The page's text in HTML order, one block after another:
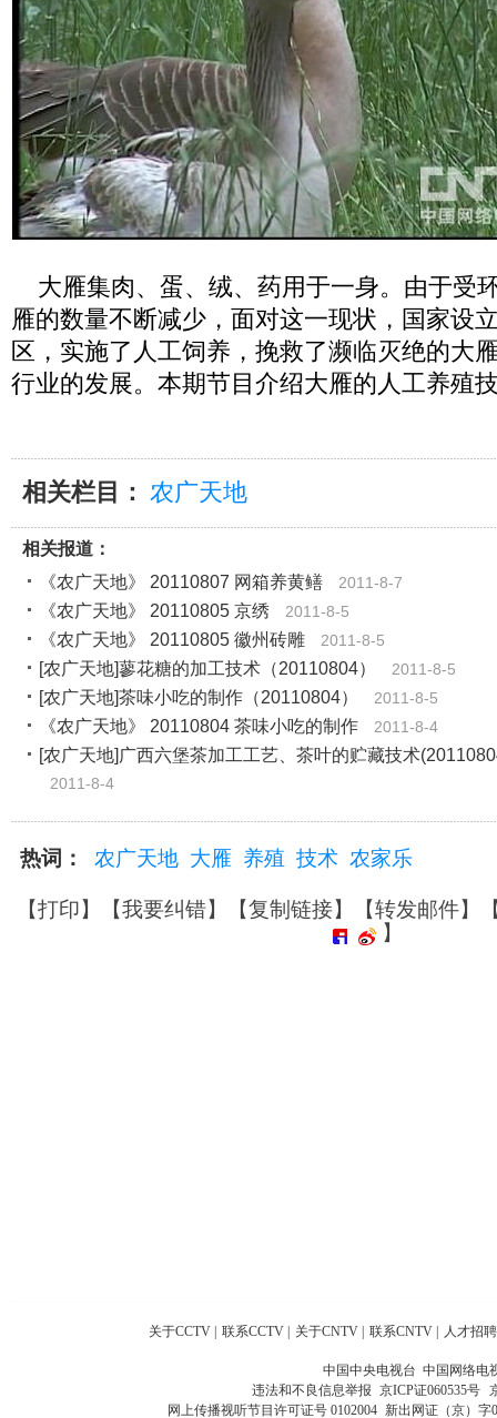
大雁集肉、蛋、绒、药用于一身。由于受
雁的数量不断减少，面对这一现状，国家设
区，实施了人工饲养，挽救了濒临灭绝的大
行业的发展。本期节目介绍大雁的人工养殖
相关栏目： 农广天地
相关报道：
《农广天地》 20110807 网箱养黄鳝
2011-8-7
《农广天地》 20110805 京绣 2011-8-5
《农广天地》 20110805 徽州砖雕 2011-8-5
[农广天地]蓼花糖的加工技术（20110804） 2011-8-5
[农广天地]茶味小吃的制作（20110804） 2011-8-5
《农广天地》 20110804 茶味小吃的制作 2011-8-4
[农广天地]广西六堡茶加工工艺、茶叶的贮藏技术
2011-8-4
热词： 农广天地 大雁 养殖 技术 农家乐
【打印】【我要纠错】【复制链接】【转发邮件】
】
关于CCTV 联系CCTV 关于CNTV 联系CNTV 人才招聘
中国中央电视台 中国网络电
违法和不良信息举报 京ICP证060535号
网上传播视听节目许可证号 0102004 新出网证（京）